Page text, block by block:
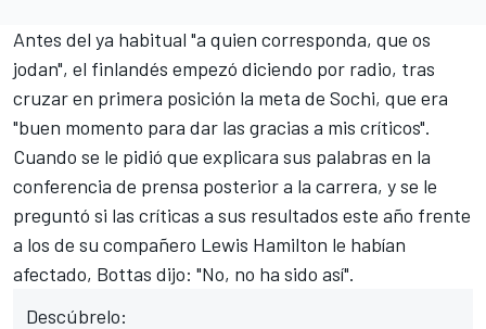
Antes del ya habitual "a quien corresponda, que os
jodan", el finlandés empezó diciendo por radio, tras
cruzar en primera posición la meta de Sochi, que era
"buen momento para dar las gracias a mis críticos".
Cuando se le pidió que explicara sus palabras en la
conferencia de prensa posterior a la carrera, y se le
preguntó si las críticas a sus resultados este año frente
a los de su compañero Lewis Hamilton le habían
afectado, Bottas dijo: "No, no ha sido así".
Descúbrelo: